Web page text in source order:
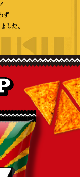
ず
した。